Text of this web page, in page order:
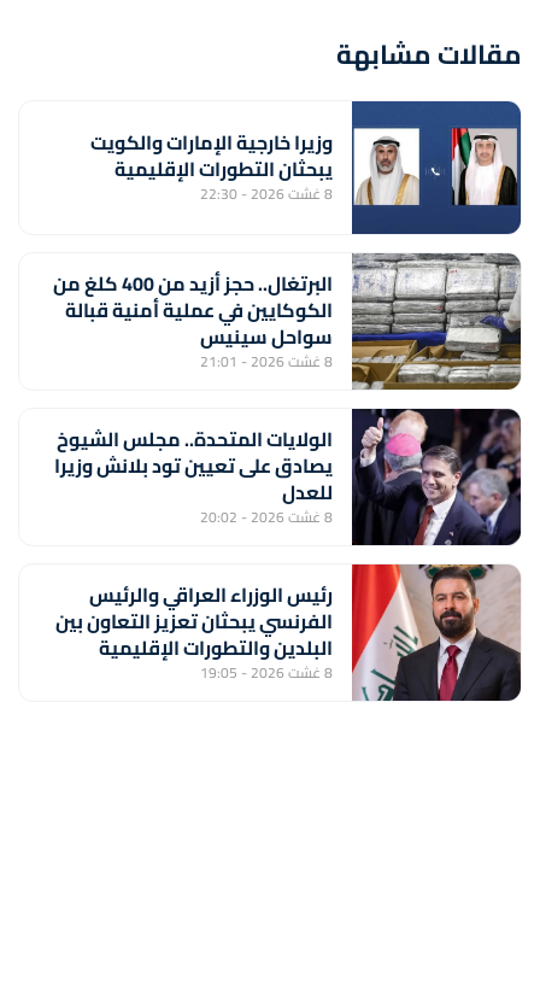
مقالات مشابهة
وزيرا خارجية الإمارات والكويت
يبحثان التطورات الإقليمية
8 غشت 2026 - 22:30
البرتغال.. حجز أزيد من 400 كلغ من
الكوكايين في عملية أمنية قبالة
سواحل سينيس
8 غشت 2026 - 21:01
الولايات المتحدة.. مجلس الشيوخ
يصادق على تعيين تود بلانش وزيرا
للعدل
8 غشت 2026 - 20:02
رئيس الوزراء العراقي والرئيس
الفرنسي يبحثان تعزيز التعاون بين
البلدين والتطورات الإقليمية
8 غشت 2026 - 19:05